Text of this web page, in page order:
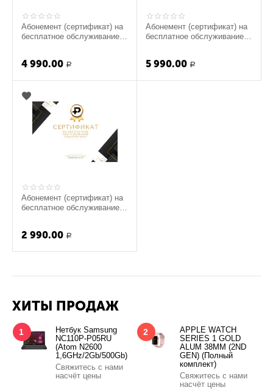
Абонемент (сертификат) на
бесплатное обслуживание
4 990.00 Р
Абонемент (сертификат) на
бесплатное обслуживание
5 990.00 Р
Абонемент (сертификат) на
бесплатное обслуживание
2 990.00 Р
ХИТЫ ПРОДАЖ
1
Нетбук Samsung
NC110P-P05RU
(Atom N2600
1,6GHz/2Gb/500Gb)
Свяжитесь с нами
насчёт цены
2
APPLE WATCH
SERIES 1 GOLD
ALUM 38MM (2ND
GEN) (Полный
комплект)
Свяжитесь с нами
насчёт цены